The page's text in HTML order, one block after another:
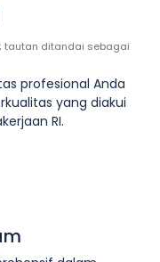
tautan ditandai sebagai
profesional Anda
yang diakui
RI.